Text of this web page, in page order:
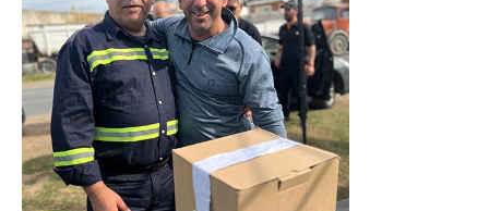
CCT 40/89
Actualidad
Impresión de boletas
Contacto
Contáctenos